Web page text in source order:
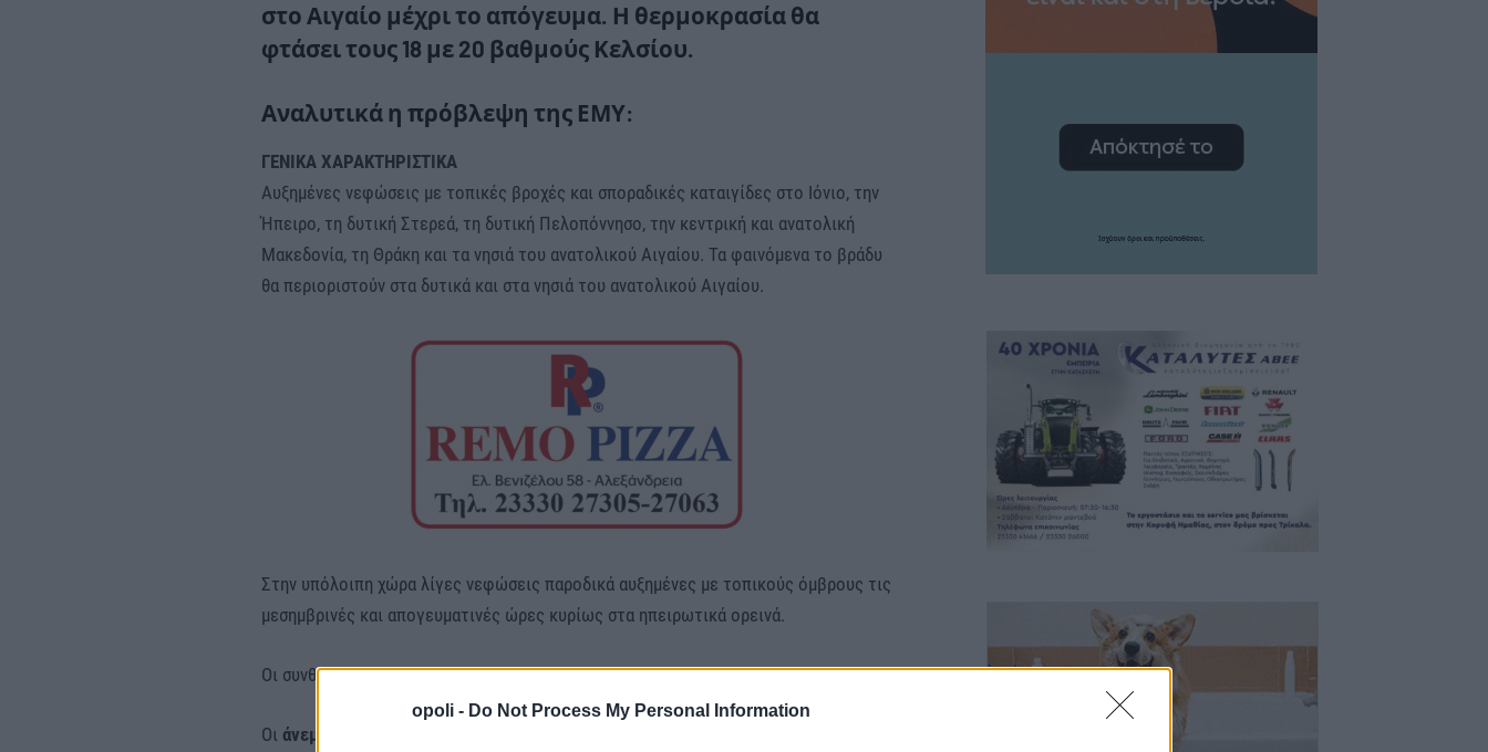
opoli - Do Not Process My Personal Information
στο Αιγαίο μέχρι το απόγευμα. Η θερμοκρασία θα
φτάσει τους 18 με 20 βαθμούς Κελσίου.
Αναλυτικά η πρόβλεψη της ΕΜΥ:
ΓΕΝΙΚΑ ΧΑΡΑΚΤΗΡΙΣΤΙΚΑ
Αυξημένες νεφώσεις με τοπικές βροχές και σποραδικές καταιγίδες στο Ιόνιο, την
Ήπειρο, τη δυτική Στερεά, τη δυτική Πελοπόννησο, την κεντρική και ανατολική
Μακεδονία, τη Θράκη και τα νησιά του ανατολικού Αιγαίου. Τα φαινόμενα το βράδυ
θα περιοριστούν στα δυτικά και στα νησιά του ανατολικού Αιγαίου.
Στην υπόλοιπη χώρα λίγες νεφώσεις παροδικά αυξημένες με τοπικούς όμβρους τις
μεσημβρινές και απογευματινές ώρες κυρίως στα ηπειρωτικά ορεινά.
Οι συνθήκες ευνοούν τη μεταφορά αφρικανικής σκόνης στα νότια.
Οι άνεμοι